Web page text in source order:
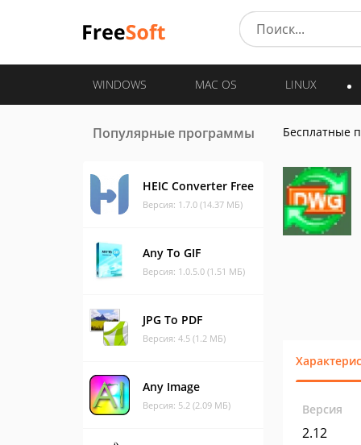
WINDOWS MAC OS LINUX
Популярные программы
HEIC Converter Free
Версия: 1.7.0 (14.37 МБ)
Any To GIF
Версия: 1.0.5.0 (1.51 МБ)
JPG To PDF
Версия: 4.5 (1.2 МБ)
Any Image
Версия: 5.2 (2.09 МБ)
Бесплатные
Версия
2.12